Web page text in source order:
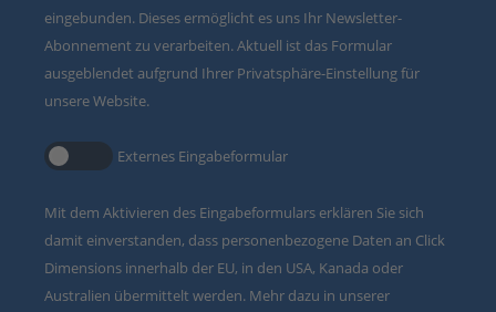
eingebunden. Dieses ermöglicht es uns Ihr Newsletter-
Abonnement zu verarbeiten. Aktuell ist das Formular
ausgeblendet aufgrund Ihrer Privatsphäre-Einstellung für
unsere Website.
Externes Eingabeformular
Mit dem Aktivieren des Eingabeformulars erklären Sie sich
damit einverstanden, dass personenbezogene Daten an Click
Dimensions innerhalb der EU, in den USA, Kanada oder
Australien übermittelt werden. Mehr dazu in unserer